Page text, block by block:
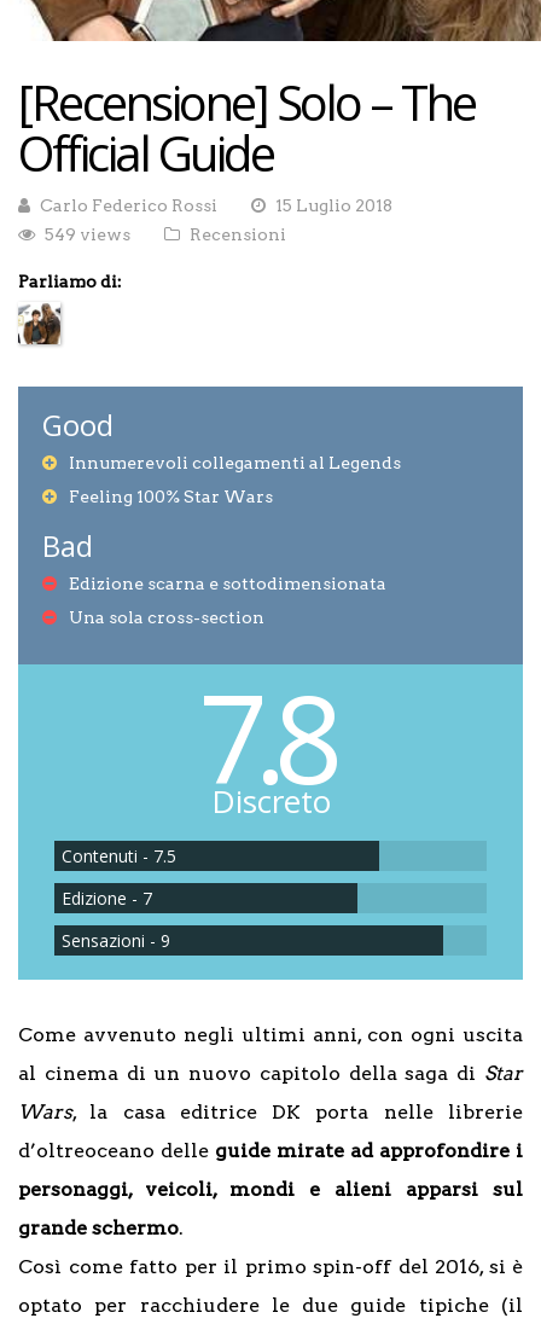
[Recensione] Solo – The
Official Guide
Carlo Federico Rossi
15 Luglio 2018
549 views
Recensioni
Parliamo di:
Good
Innumerevoli collegamenti al Legends
Feeling 100% Star Wars
Bad
Edizione scarna e sottodimensionata
Una sola cross-section
7.8
Discreto
Contenuti - 7.5
Edizione - 7
Sensazioni - 9
Come avvenuto negli ultimi anni, con ogni uscita
al cinema di un nuovo capitolo della saga di Star
Wars, la casa editrice DK porta nelle librerie
d’oltreoceano delle guide mirate ad approfondire i
personaggi, veicoli, mondi e alieni apparsi sul
grande schermo.
Così come fatto per il primo spin-off del 2016, si è
optato per racchiudere le due guide tipiche (il